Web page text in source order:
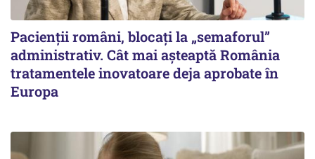
Pacienții români, blocați la „semaforul”
administrativ. Cât mai așteaptă România
tratamentele inovatoare deja aprobate în
Europa